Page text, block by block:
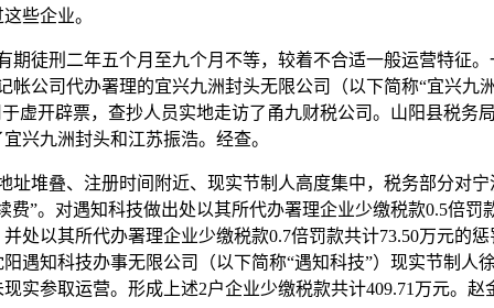
些企业。
刑二年五个月至九个月不等，较着不合适一般运营特征。
帐公司代办署理的宜兴九洲封头无限公司（以下简称“宜兴九
虚开辟票，查抄人员实地走访了甬九财税公司。山阳县税务
兴九洲封头和江苏振浩。经查。
叠、注册时间附近、现实节制人高度集中，税务部分对宁
”。对遇知科技做出处以其所代办署理企业少缴税款0.5倍罚
处以其所代办署理企业少缴税款0.7倍罚款共计73.50万元的
遇知科技办事无限公司（以下简称“遇知科技”）现实节制人
实参取运营。形成上述2户企业少缴税款共计409.71万元。